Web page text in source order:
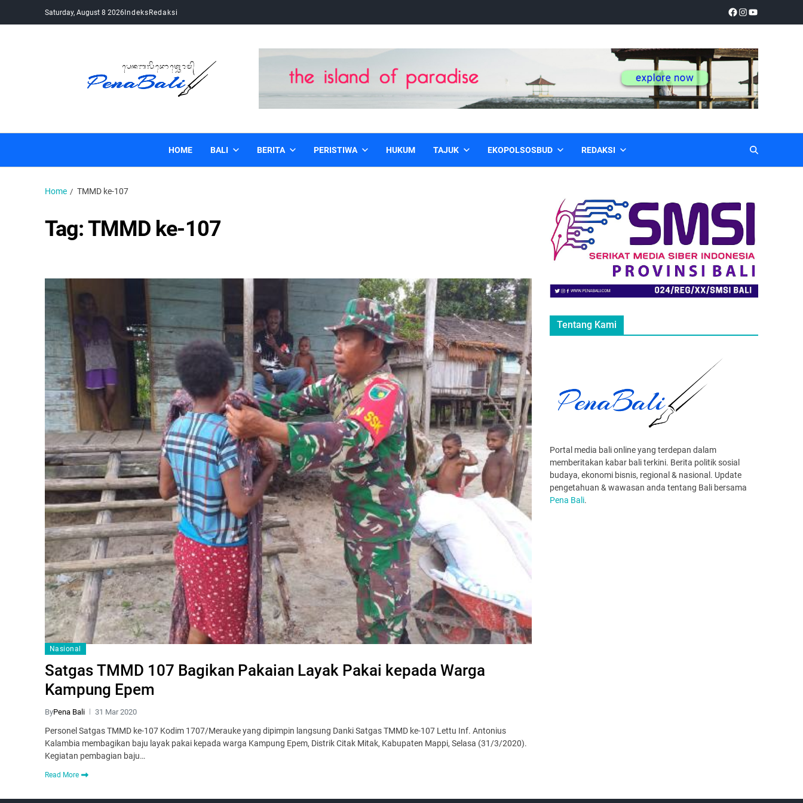
Saturday, August 8 2026IndeksRedaksi
HOME BALI BERITA PERISTIWA HUKUM TAJUK EKOPOLSOSBUD REDAKSI
Home TMMD ke-107
Tag:TMMD ke-107
Nasional
Satgas TMMD 107 Bagikan Pakaian Layak Pakai kepada Warga
Kampung Epem
ByPena Bali 31 Mar 2020
Personel Satgas TMMD ke-107 Kodim 1707/Merauke yang dipimpin langsung Danki Satgas TMMD ke-107 Lettu Inf. Antonius
Kalambia membagikan baju layak pakai kepada warga Kampung Epem, Distrik Citak Mitak, Kabupaten Mappi, Selasa (31/3/2020).
Kegiatan pembagian baju…
Read More
Tentang Kami
Portal media bali online yang terdepan dalam
memberitakan kabar bali terkini. Berita politik sosial
budaya, ekonomi bisnis, regional & nasional. Update
pengetahuan & wawasan anda tentang Bali bersama
Pena Bali.